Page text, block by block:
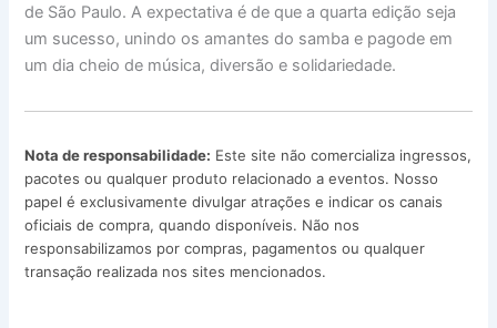
de São Paulo. A expectativa é de que a quarta edição seja
um sucesso, unindo os amantes do samba e pagode em
um dia cheio de música, diversão e solidariedade.
Nota de responsabilidade: Este site não comercializa ingressos,
pacotes ou qualquer produto relacionado a eventos. Nosso
papel é exclusivamente divulgar atrações e indicar os canais
oficiais de compra, quando disponíveis. Não nos
responsabilizamos por compras, pagamentos ou qualquer
transação realizada nos sites mencionados.